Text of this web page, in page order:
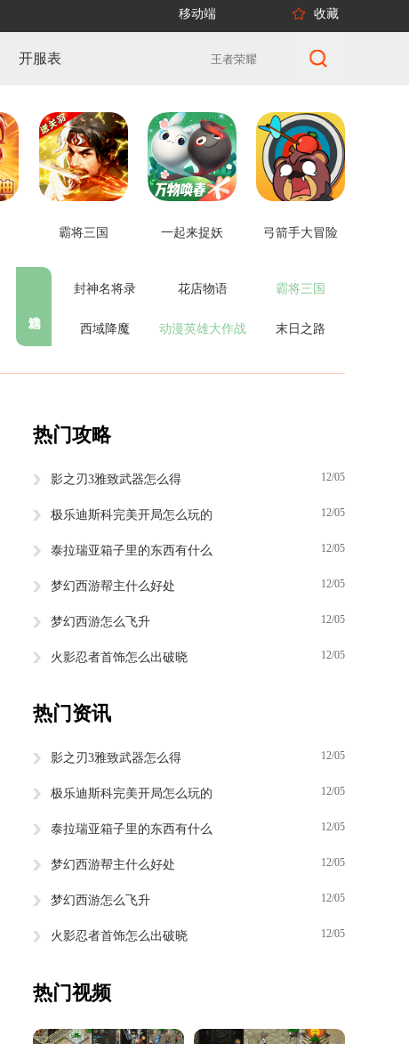
移动端 收藏
开服表
霸将三国 一起来捉妖 弓箭手大冒险
封神名将录 花店物语 霸将三国
西域降魔 动漫英雄大作战 末日之路
热门攻略
影之刃3雅致武器怎么得 12/05
极乐迪斯科完美开局怎么玩的 12/05
泰拉瑞亚箱子里的东西有什么 12/05
梦幻西游帮主什么好处 12/05
梦幻西游怎么飞升 12/05
火影忍者首饰怎么出破晓 12/05
热门资讯
影之刃3雅致武器怎么得 12/05
极乐迪斯科完美开局怎么玩的 12/05
泰拉瑞亚箱子里的东西有什么 12/05
梦幻西游帮主什么好处 12/05
梦幻西游怎么飞升 12/05
火影忍者首饰怎么出破晓 12/05
热门视频